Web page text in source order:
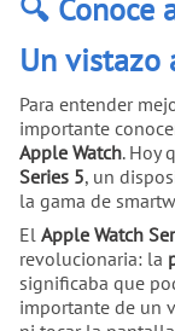
🔍 Conoce
Un vistazo
Para entender
importante
Apple Watch. Hoy
Series 5, un
la gama de
El Apple Watch
revolucionaria: la
significaba que
importante de un